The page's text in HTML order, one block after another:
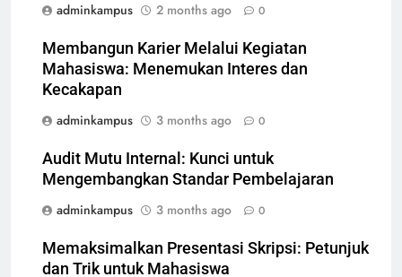
adminkampus
2 months ago 0
Membangun Karier Melalui Kegiatan
Mahasiswa: Menemukan Interes dan
Kecakapan
adminkampus
3 months ago 0
Audit Mutu Internal: Kunci untuk
Mengembangkan Standar Pembelajaran
adminkampus
3 months ago 0
Memaksimalkan Presentasi Skripsi: Petunjuk
dan Trik untuk Mahasiswa